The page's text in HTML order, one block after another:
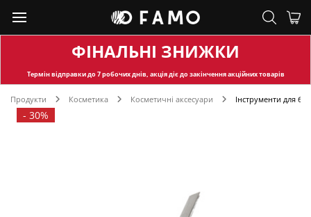
ФІНАЛЬНІ ЗНИЖКИ
Термін відправкидо 7 робочих днів, акція діє до закінчення акційних товарів
Продукти Косметика Косметичні аксесуари Інструменти для
- 30%